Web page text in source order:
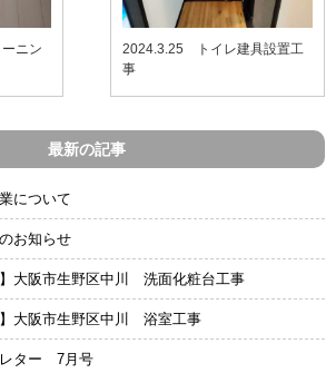
ニン
2024.3.25 トイレ建具設置工
事
最新の記事
について
お知らせ
大阪市生野区中川 洗面化粧台工事
大阪市生野区中川 浴室工事
ター 7月号